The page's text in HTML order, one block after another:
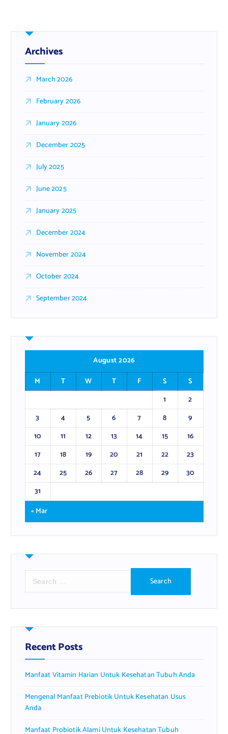
Archives
March 2026
February 2026
January 2026
December 2025
July 2025
June 2025
January 2025
December 2024
November 2024
October 2024
September 2024
August 2026
M
T W T F S
S
1
2
3
4 5 6 7 8
9
10
11 12 13 14 15
16
17
18 19 20 21 22
23
24
25 26 27 28 29
30
31
« Mar
r
h
f
o
:
Recent Posts
Manfaat Vitamin Harian Untuk Kesehatan Tubuh Anda
Mengenal Manfaat Prebiotik Untuk Kesehatan Usus
Anda
Manfaat Probiotik Alami Untuk Kesehatan Tubuh